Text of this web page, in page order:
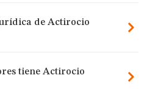
de Actirocio
tiene Actirocio